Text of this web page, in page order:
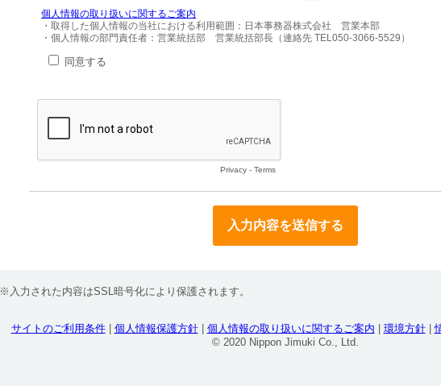
個人情報の取り扱いに関するご案内
・取得した個人情報の当社における利用範囲：日本事務器株式会社　営業本部
・個人情報の部門責任者：営業統括部　営業統括部長（連絡先 TEL050-3066-5529）
同意する
Privacy -Terms
※入力された内容はSSL暗号化により保護されます。
サイトのご利用条件| 個人情報保護方針| 個人情報の取り扱いに関するご案内 環境方針|
© 2020 Nippon Jimuki Co., Ltd.